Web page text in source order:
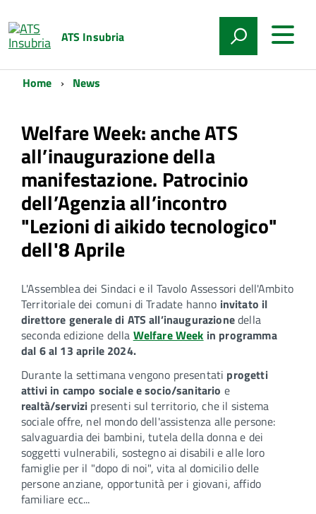
ATS Insubria
Home News
Welfare Week: anche ATS
all’inaugurazione della
manifestazione. Patrocinio
dell’Agenzia all’incontro
"Lezioni di aikido tecnologico"
dell'8 Aprile
L'Assemblea dei Sindaci e il Tavolo Assessori dell'Ambito
Territoriale dei comuni di Tradate hanno invitato il
direttore generale di ATS all’inaugurazionedella
seconda edizione della Welfare Week in programma
dal 6 al 13 aprile 2024.
Durante la settimana vengono presentati progetti
attivi in campo sociale e socio/sanitario e
realtà/servizi presenti sul territorio, che il sistema
sociale offre, nel mondo dell'assistenza alle persone:
salvaguardia dei bambini, tutela della donna e dei
soggetti vulnerabili, sostegno ai disabili e alle loro
famiglie per il "dopo di noi", vita al domicilio delle
persone anziane, opportunità per i giovani, affido
familiare ecc...